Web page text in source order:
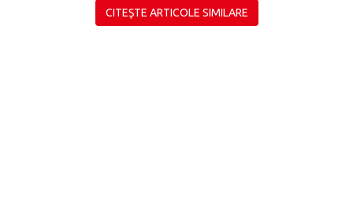
CITEȘTE ARTICOLE SIMILARE